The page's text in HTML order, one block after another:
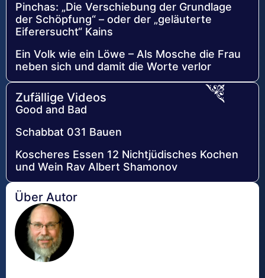
Pinchas: „Die Verschiebung der Grundlage
der Schöpfung“ – oder der „geläuterte
Eiferersucht“ Kains
Ein Volk wie ein Löwe – Als Mosche die Frau
neben sich und damit die Worte verlor
Zufällige Videos
Good and Bad
Schabbat 031 Bauen
Koscheres Essen 12 Nichtjüdisches Kochen
und Wein Rav Albert Shamonov
Über Autor